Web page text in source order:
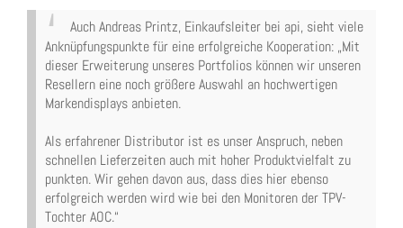
Auch Andreas Printz, Einkaufsleiter bei api, sieht viele
Anknüpfungspunkte für eine erfolgreiche Kooperation: „Mit
dieser Erweiterung unseres Portfolios können wir unseren
Resellern eine noch größere Auswahl an hochwertigen
Markendisplays anbieten.
Als erfahrener Distributor ist es unser Anspruch, neben
schnellen Lieferzeiten auch mit hoher Produktvielfalt zu
punkten. Wir gehen davon aus, dass dies hier ebenso
erfolgreich werden wird wie bei den Monitoren der TPV-
Tochter AOC.“